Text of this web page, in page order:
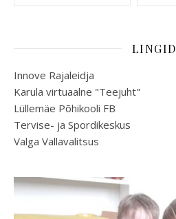
LINGID
Innove Rajaleidja
Karula virtuaalne "Teejuht"
Lüllemäe Põhikooli FB
Tervise- ja Spordikeskus
Valga Vallavalitsus